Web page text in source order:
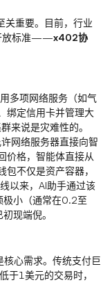
关重要。目前，行业
放标准——x402协
多项网络服务（如气
绑定信用卡并管理大
来说是灾难性的。
网络服务器直接向智
价格，智能体直接从
不仅是资产容器，
以来，AI助手通过该
极小（通常在0.2至
现端倪。
核心需求。传统支付巨
于1美元的交易时，